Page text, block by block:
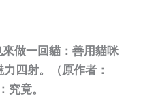
做一回貓：善用貓咪
四射。（原作者：
究竟。